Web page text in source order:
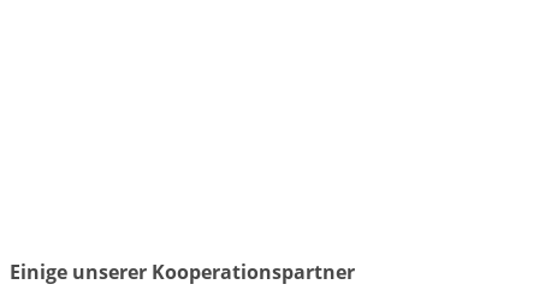
Einige unserer Kooperationspartner